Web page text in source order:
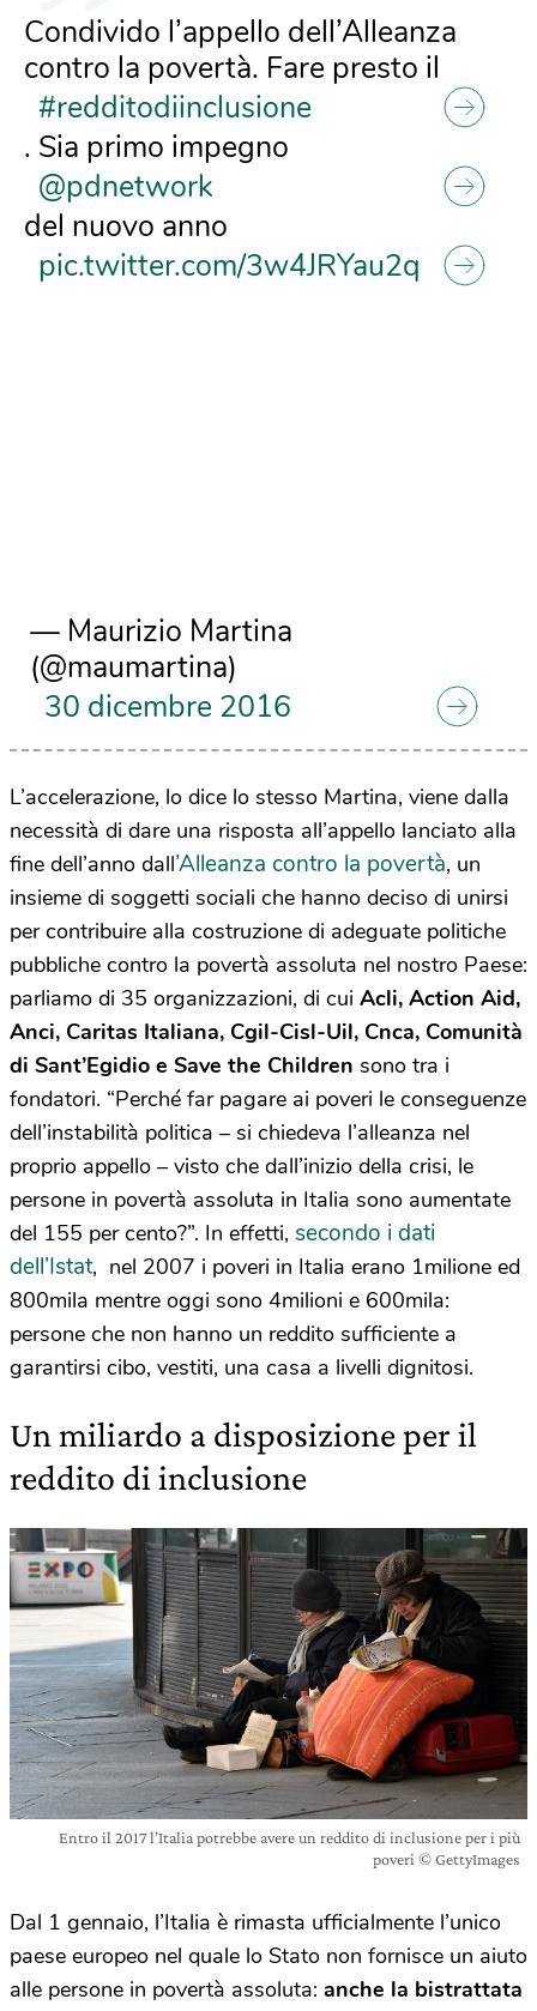
Condivido l’appello dell’Alleanza
contro la povertà. Fare presto il
#redditodiinclusione
. Sia primo impegno
@pdnetwork
del nuovo anno
pic.twitter.com/3w4JRYau2q
— Maurizio Martina
(@maumartina)
30 dicembre 2016
L’accelerazione, lo dice lo stesso Martina, viene dalla
necessità di dare una risposta all’appello lanciato alla
fine dell’anno dall’Alleanza contro la povertà, un
insieme di soggetti sociali che hanno deciso di unirsi
per contribuire alla costruzione di adeguate politiche
pubbliche contro la povertà assoluta nel nostro Paese:
parliamo di 35 organizzazioni, di cui Acli, Action Aid,
Anci, Caritas Italiana, Cgil-Cisl-Uil, Cnca, Comunità
di Sant’Egidio e Save the Children sono tra i
fondatori. “Perché far pagare ai poveri le conseguenze
dell’instabilità politica – si chiedeva l’alleanza nel
proprio appello – visto che dall’inizio della crisi, le
persone in povertà assoluta in Italia sono aumentate
del 155 per cento?”. In effetti, secondo i dati
dell’Istat, nel 2007 i poveri in Italia erano 1milione ed
800mila mentre oggi sono 4milioni e 600mila:
persone che non hanno un reddito sufficiente a
garantirsi cibo, vestiti, una casa a livelli dignitosi.
Un miliardo a disposizione per il
reddito di inclusione
Entro il 2017 l’Italia potrebbe avere un reddito di inclusione per i più
poveri © GettyImages
Dal 1 gennaio, l’Italia è rimasta ufficialmente l’unico
paese europeo nel quale lo Stato non fornisce un aiuto
alle persone in povertà assoluta: anche la bistrattata